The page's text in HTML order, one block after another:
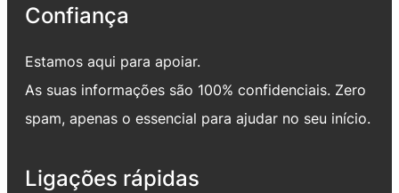
Confiança
Estamos aqui para apoiar.
As suas informações são 100% confidenciais. Zero
spam, apenas o essencial para ajudar no seu início.
Ligações rápidas